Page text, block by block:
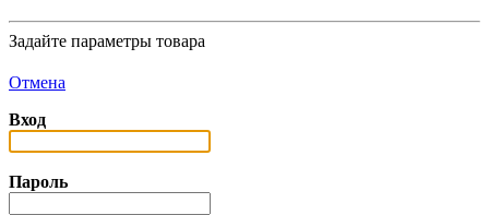
Задайте параметры товара
Отмена
Вход
Пароль